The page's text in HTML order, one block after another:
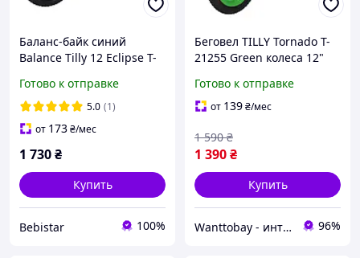
Баланс-байк синий
Balance Tilly 12 Eclipse T-
ручным тормозом
Готово к отправке
5.0 (1)
от 173₴/мес
1 730₴
Купить
Bebistar 100%
Беговел TILLY Tornado T-
21255 Green колеса 12"
Готово к отправке
от 139₴/мес
1 390₴
1 590 ₴
Купить
Wanttobay - интернет магазин детских игрушек 96%